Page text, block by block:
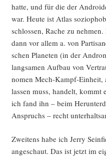
hat­te, und für die der
war. Heu­te ist Atlas
schlos­sen, Rache zu
dann vor allem a. von
schen Pla­ne­ten (in der
lang­sa­men Auf­bau von
no­men Mech-Kampf-
las­sen muss, han­delt, kommt
ich fand ihn – beim
Anspruchs – recht
Zwei­tens habe ich Jer­ry
ange­schaut. Das ist jetzt im